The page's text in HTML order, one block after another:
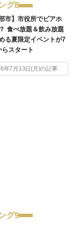
グ8
市】市役所でビアホ
食べ放題＆飲み放題
る夏限定イベントが7
らスタート
年7月13日(月)の記事
グ9